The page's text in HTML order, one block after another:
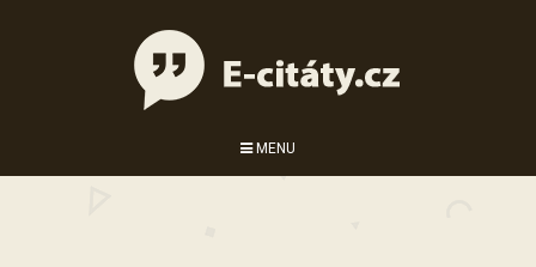
MENU